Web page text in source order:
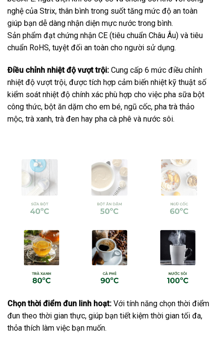
nghệ của Strix, thân bình trong suốt tăng mức độ an toàn
giúp bạn dễ dàng nhận diện mực nước trong bình.
Sản phẩm đạt chứng nhận CE (tiêu chuẩn Châu Âu) và tiêu
chuẩn RoHS, tuyệt đối an toàn cho người sử dụng.
Điều chỉnh nhiệt độ vượt trội: Cung cấp 6 mức điều chỉnh
nhiệt độ vượt trội, được tích hợp cảm biến nhiệt kỹ thuật số
kiểm soát nhiệt độ chính xác phù hợp cho việc pha sữa bột
công thức, bột ăn dặm cho em bé, ngũ cốc, pha trà thảo
mộc, trà xanh, trà đen hay pha cà phê và nước sôi.
Chọn thời điểm đun linh hoạt: Với tính năng chọn thời điểm
đun theo thời gian thực, giúp bạn tiết kiệm thời gian tối đa,
thỏa thích làm việc bạn muốn.